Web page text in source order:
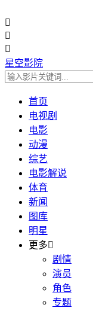



星空影院
首页
电视剧
电影
动漫
综艺
电影解说
体育
新闻
图库
明星
更多
剧情
演员
角色
专题